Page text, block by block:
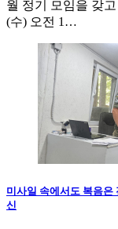
월 정기 모임을 갖
(수) 오전 1…
미사일 속에서도 복음
신